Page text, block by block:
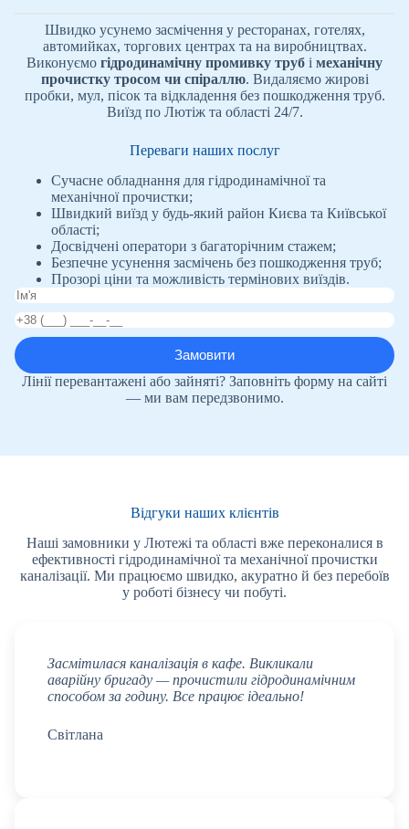
Швидко усунемо засмічення у ресторанах, готелях,
автомийках, торгових центрах та на виробництвах.
Виконуємо гідродинамічну промивку труб і механічну
прочистку тросом чи спіраллю. Видаляємо жирові
пробки, мул, пісок та відкладення без пошкодження труб.
Виїзд по Лютіж та області 24/7.
Переваги наших послуг
Сучасне обладнання для гідродинамічної та
механічної прочистки;
Швидкий виїзд у будь-який район Києва та Київської
області;
Досвідчені оператори з багаторічним стажем;
Безпечне усунення засмічень без пошкодження труб;
Прозорі ціни та можливість термінових виїздів.
Лінії перевантажені або зайняті? Заповніть форму на сайті
— ми вам передзвонимо.
Відгуки наших клієнтів
Наші замовники у Лютежі та області вже переконалися в
ефективності гідродинамічної та механічної прочистки
каналізації. Ми працюємо швидко, акуратно й без перебоїв
у роботі бізнесу чи побуті.
Засмітилася каналізація в кафе. Викликали
аварійну бригаду — прочистили гідродинамічним
способом за годину. Все працює ідеально!
Світлана